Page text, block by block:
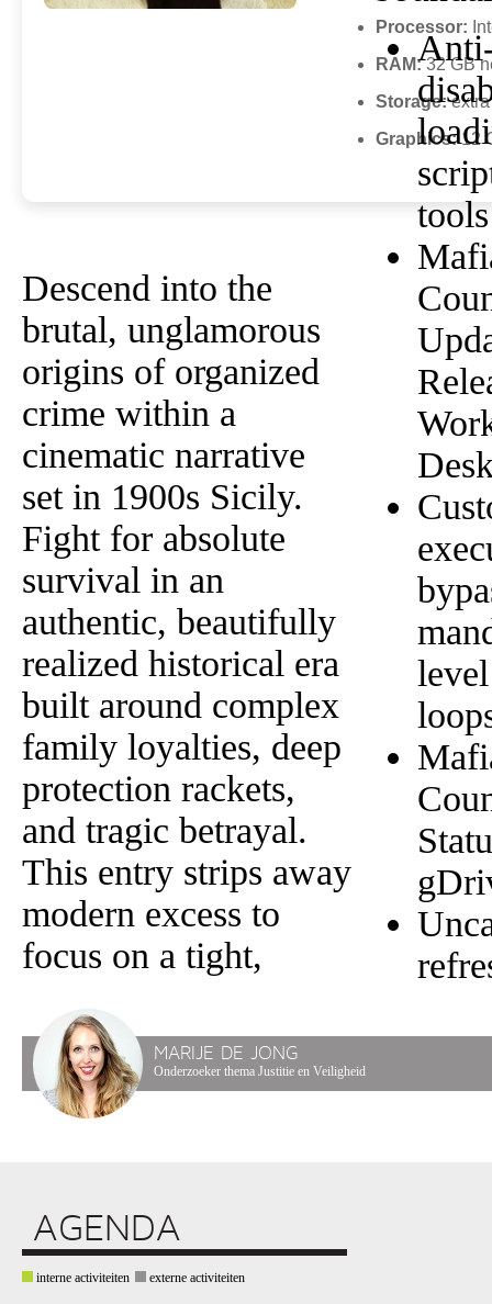
Processor:
RAM:32 GB
Storage:extra
Graphics:12
Descend into the
brutal, unglamorous
origins of organized
crime within a
cinematic narrative
set in 1900s Sicily.
Fight for absolute
survival in an
authentic, beautifully
realized historical era
built around complex
family loyalties, deep
protection rackets,
and tragic betrayal.
This entry strips away
modern excess to
focus on a tight,
tools
MARIJE DE JONG
Onderzoeker thema Justitie en Veiligheid
AGENDA
interne activiteiten externe activiteiten